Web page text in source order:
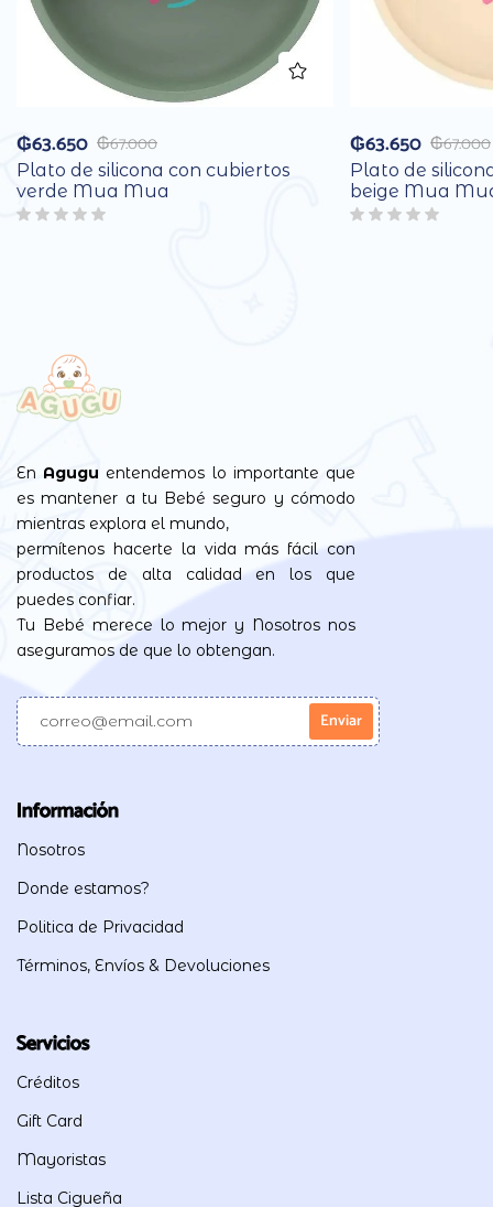
₲67.000
₲63.650
Plato de silicona con cubiertos
verde Mua Mua
₲67.000
₲63.650
Plato de
beige Mua
En Agugu entendemos lo importante que
es mantener a tu Bebé seguro y cómodo
mientras explora el mundo,
permítenos hacerte la vida más fácil con
productos de alta calidad en los que
puedes confiar.
Tu Bebé merece lo mejor y Nosotros nos
aseguramos de que lo obtengan.
Información
Nosotros
Donde estamos?
Politica de Privacidad
Términos, Envíos & Devoluciones
Servicios
Créditos
Gift Card
Mayoristas
Lista Cigueña